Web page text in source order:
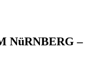
NüRNBERG –